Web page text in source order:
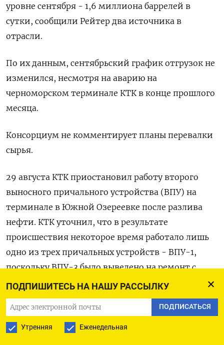
ПОДПИШИТЕСЬ НА НАШУ РАССЫЛКУ
ПОДПИСАТЬСЯ
Утренняя Еженедельная
уровне сентября - 1,6 миллиона баррелей в
сутки, сообщили Рейтер два источника в
отрасли.
По их данным, сентябрьский график отгрузок не
изменился, несмотря на аварию на
черноморском терминале КТК в конце прошлого
месяца.
Консорциум не комментирует планы перевалки
сырья.
29 августа КТК приостановил работу второго
выносного причального устройства (ВПУ) на
терминале в Южной Озереевке после разлива
нефти. КТК уточнил, что в результате
происшествия некоторое время работало лишь
одно из трех причальных устройств - ВПУ-1,
поскольку ВПУ-3 было выведено на ремонт с
середины августа. 1 сентября на ВПУ-3
профилактика завершилась.
КТК, по которому идёт более 80% всей